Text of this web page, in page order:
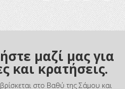
μαζί μας για
και κρατήσεις.
στο Βαθύ της Σάμου και